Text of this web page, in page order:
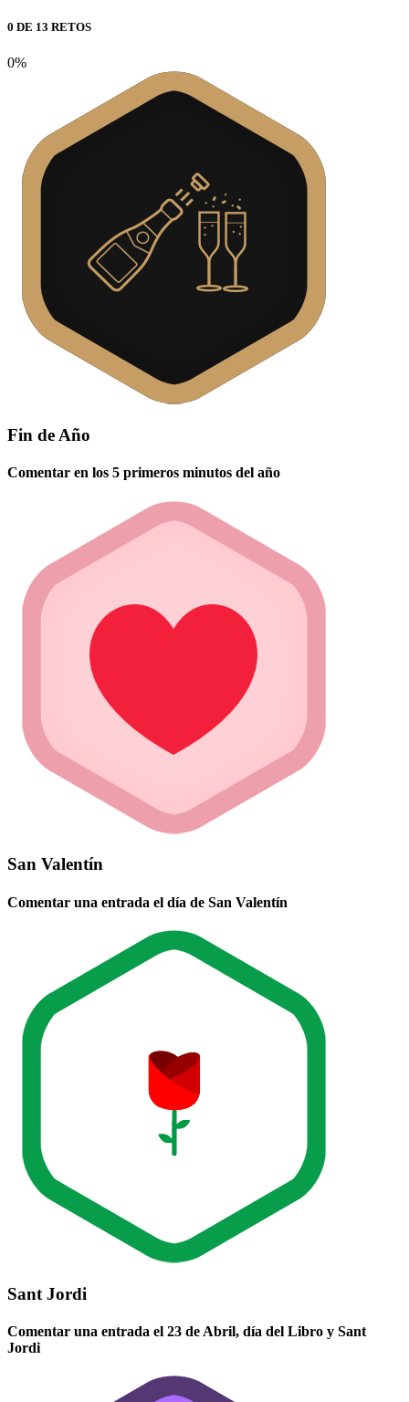
0 DE 13 RETOS
0%
Fin de Año
Comentar en los 5 primeros minutos del año
San Valentín
Comentar una entrada el día de San Valentín
Sant Jordi
Comentar una entrada el 23 de Abril, día del Libro y Sant
Jordi